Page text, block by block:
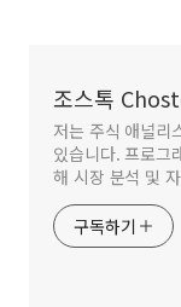
조스톡
저는 주식 애널
있습니다. 프로그
해 시장 분석 및
구독하기